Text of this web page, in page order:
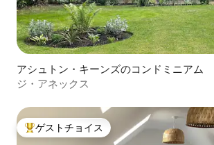
アシュトン・キーンズのコンドミニアム
ジ・アネックス
大好評のゲストチョイスです。
ゲストチョイス